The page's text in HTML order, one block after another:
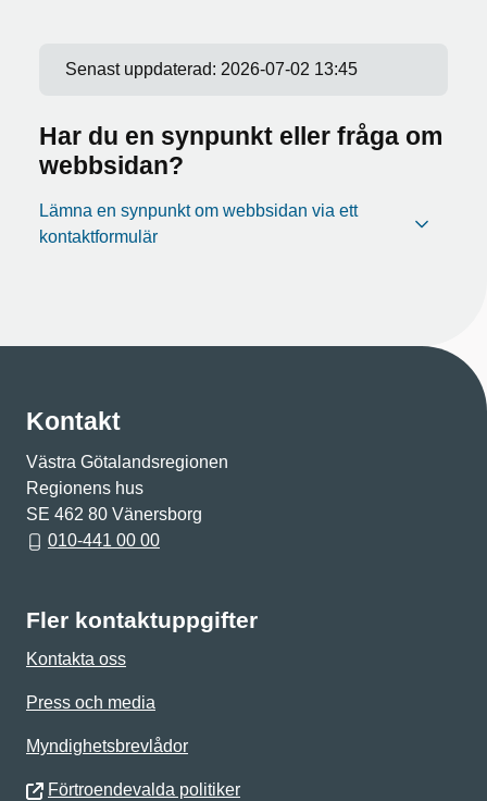
Senast uppdaterad: 2026-07-02 13:45
Har du en synpunkt eller fråga om
webbsidan?
Lämna en synpunkt om webbsidan via ett
kontaktformulär
Kontakt
Västra Götalandsregionen
Regionens hus
SE 462 80 Vänersborg
010-441 00 00
Fler kontaktuppgifter
Kontakta oss
Press och media
Myndighetsbrevlådor
Förtroendevalda politiker